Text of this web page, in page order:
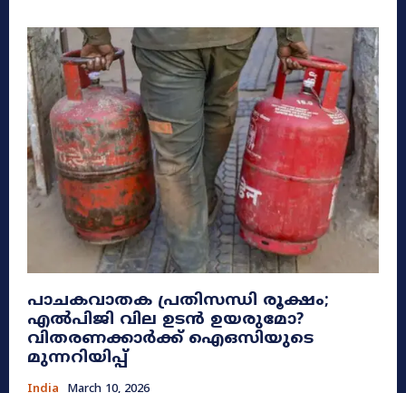
പാചകവാതക പ്രതിസന്ധി രൂക്ഷം;
എൽപിജി വില ഉടൻ ഉയരുമോ?
വിതരണക്കാർക്ക് ഐഒസിയുടെ
മുന്നറിയിപ്പ്
India March 10, 2026